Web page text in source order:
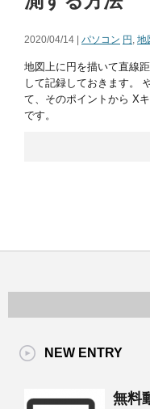
2020/04/14 | パソコン 円 , 地
地図上に円を描いて直線
して記録しておきます。
て、そのポイントから X
です。
NEW ENTRY
無料